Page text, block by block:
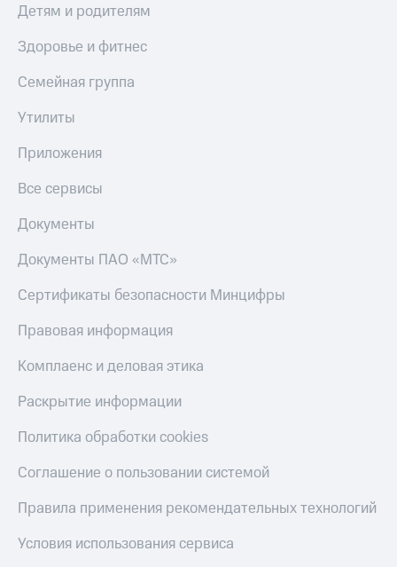
Детям и родителям
Здоровье и фитнес
Семейная группа
Утилиты
Приложения
Все сервисы
Документы
Документы ПАО «МТС»
Сертификаты безопасности Минцифры
Правовая информация
Комплаенс и деловая этика
Раскрытие информации
Политика обработки cookies
Соглашение о пользовании системой
Правила применения рекомендательных технологий
Условия использования сервиса